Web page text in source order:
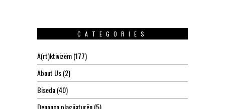
CATEGORIES
A(rt)ktivizëm(177)
About Us(2)
Biseda(40)